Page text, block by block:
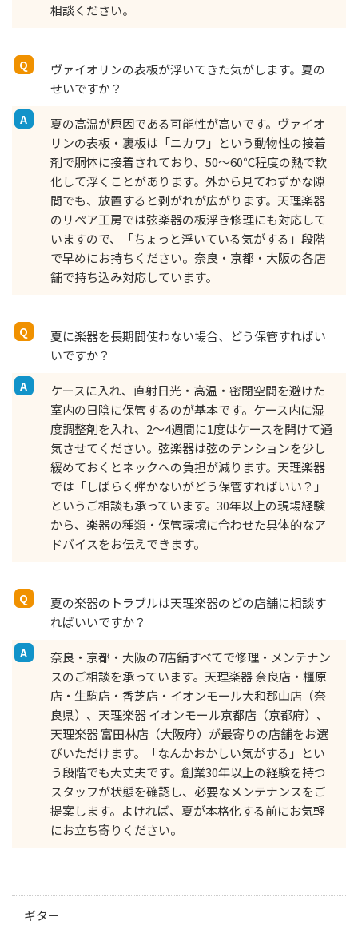
相談ください。
ヴァイオリンの表板が浮いてきた気がします。夏の
せいですか？
夏の高温が原因である可能性が高いです。ヴァイオ
リンの表板・裏板は「ニカワ」という動物性の接着
剤で胴体に接着されており、50〜60℃程度の熱で軟
化して浮くことがあります。外から見てわずかな隙
間でも、放置すると剥がれが広がります。天理楽器
のリペア工房では弦楽器の板浮き修理にも対応して
いますので、「ちょっと浮いている気がする」段階
で早めにお持ちください。奈良・京都・大阪の各店
舗で持ち込み対応しています。
夏に楽器を長期間使わない場合、どう保管すればい
いですか？
ケースに入れ、直射日光・高温・密閉空間を避けた
室内の日陰に保管するのが基本です。ケース内に湿
度調整剤を入れ、2〜4週間に1度はケースを開けて通
気させてください。弦楽器は弦のテンションを少し
緩めておくとネックへの負担が減ります。天理楽器
では「しばらく弾かないがどう保管すればいい？」
というご相談も承っています。30年以上の現場経験
から、楽器の種類・保管環境に合わせた具体的なア
ドバイスをお伝えできます。
夏の楽器のトラブルは天理楽器のどの店舗に相談す
ればいいですか？
奈良・京都・大阪の7店舗すべてで修理・メンテナン
スのご相談を承っています。天理楽器 奈良店・橿原
店・生駒店・香芝店・イオンモール大和郡山店（奈
良県）、天理楽器 イオンモール京都店（京都府）、
天理楽器 富田林店（大阪府）が最寄りの店舗をお選
びいただけます。「なんかおかしい気がする」とい
う段階でも大丈夫です。創業30年以上の経験を持つ
スタッフが状態を確認し、必要なメンテナンスをご
提案します。よければ、夏が本格化する前にお気軽
にお立ち寄りください。
ギター